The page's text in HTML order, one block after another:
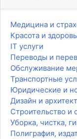
Медицина и
Красота и
IT услуги
Переводы и
Обслуживание
Транспортные
Юридические и
Дизайн и
Строительство и
Уборка, чистка,
Полиграфия,